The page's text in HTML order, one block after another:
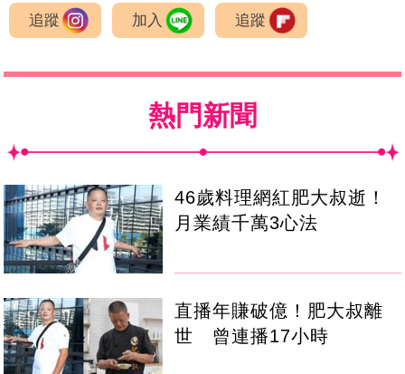
追蹤 加入 追蹤
熱門新聞
46歲料理網紅肥大叔逝！
月業績千萬3心法
直播年賺破億！肥大叔離
世 曾連播17小時